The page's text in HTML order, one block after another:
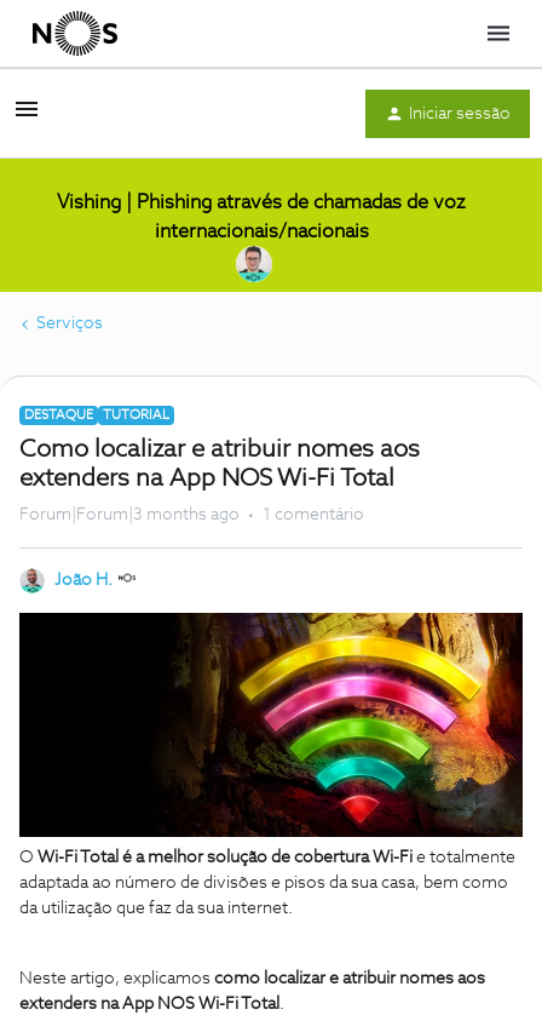
Menu
Iniciar sessão
Vishing | Phishing através de chamadas de voz
internacionais/nacionais
Serviços
DESTAQUE TUTORIAL
Como localizar e atribuir nomes aos
extenders na App NOS Wi-Fi Total
Forum|Forum|3 months ago 1 comentário
João H.
O Wi-Fi Total é a melhor solução de cobertura Wi-Fi e totalmente
adaptada ao número de divisões e pisos da sua casa, bem como
da utilização que faz da sua internet.
Neste artigo, explicamos como localizar e atribuir nomes aos
extenders na App NOS Wi-Fi Total .